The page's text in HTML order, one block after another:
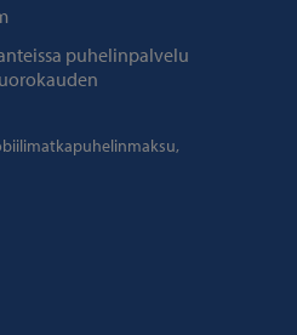
puhelinpalvelu